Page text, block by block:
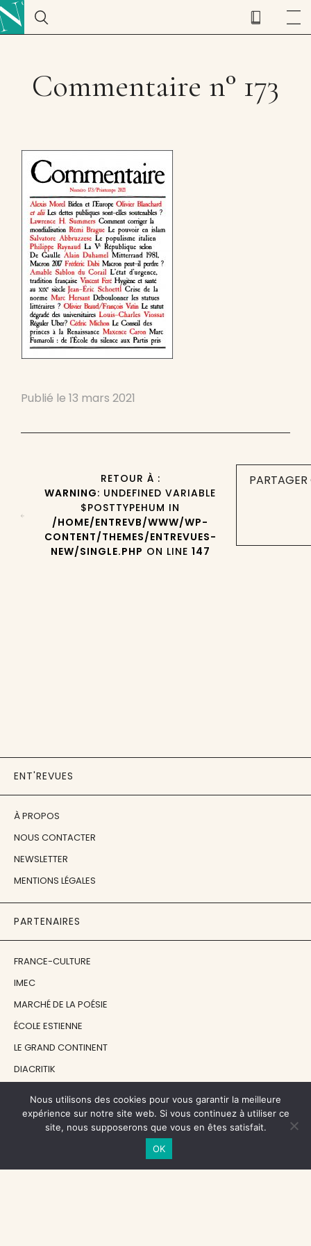
Commentaire n° 173
Publié le 13 mars 2021
RETOUR À :
WARNING: UNDEFINED VARIABLE
$POSTTYPEHUM IN
/HOME/ENTREVB/WWW/WP-
CONTENT/THEMES/ENTREVUES-
NEW/SINGLE.PHP ON LINE 147
ENT'REVUES
À PROPOS
NOUS CONTACTER
NEWSLETTER
MENTIONS LÉGALES
PARTENAIRES
FRANCE-CULTURE
IMEC
MARCHÉ DE LA POÉSIE
ÉCOLE ESTIENNE
LE GRAND CONTINENT
DIACRITIK
NOS SOUTIENS
CENTRE NATIONAL DU LIVRE
Nous utilisons des cookies pour vous garantir la meilleure
expérience sur notre site web. Si vous continuez à utiliser ce
site, nous supposerons que vous en êtes satisfait.
OK